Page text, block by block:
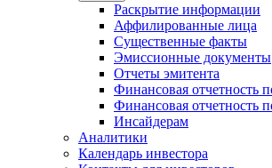
Раскрытие информации
Аффилированные лица
Существенные факты
Эмиссионные документы
Отчеты эмитента
Финансовая
Финансовая отчетность
Инсайдерам
Аналитики
Календарь инвестора